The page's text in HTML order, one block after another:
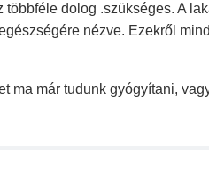
dolog .szükséges. A
nézve. Ezekről
ma már tudunk gyógyítani,